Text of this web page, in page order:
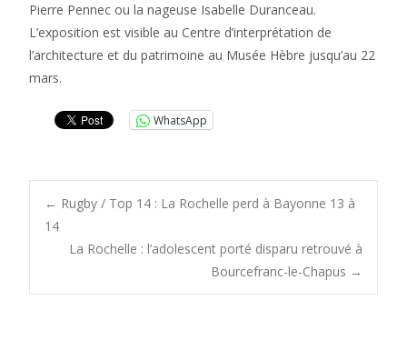
Pierre Pennec ou la nageuse Isabelle Duranceau.
L’exposition est visible au Centre d’interprétation de
l’architecture et du patrimoine au Musée Hèbre jusqu’au 22
mars.
WhatsApp
Post
navigation
← Rugby / Top 14 : La Rochelle perd à Bayonne 13 à
14
La Rochelle : l’adolescent porté disparu retrouvé à
Bourcefranc-le-Chapus →